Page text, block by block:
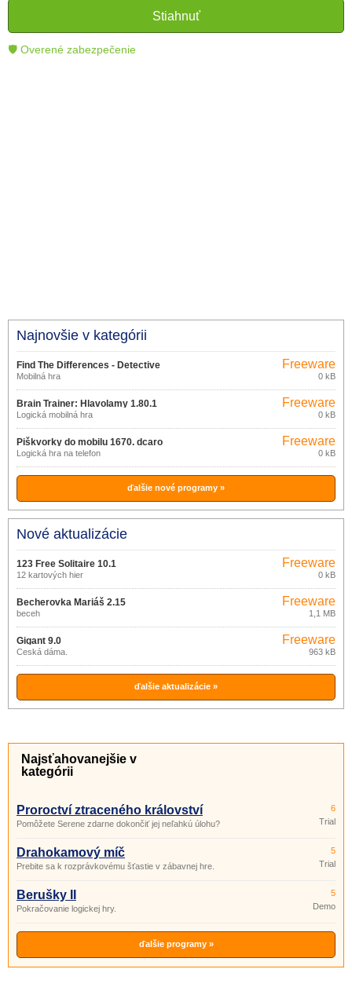
čitateľom lepšie porozumieť a využiť moderné
technológie.
Stiahnuť
🛡 Overené zabezpečenie
Najnovšie v kategórii
Find The Differences - Detective
1.5.2
Mobilná hra
Freeware
0 kB
Brain Trainer: Hlavolamy 1.80.1
Logická mobilná hra
Freeware
0 kB
Piškvorky do mobilu 1670. dcaro
Logická hra na telefon
Freeware
0 kB
ďalšie nové programy »
Nové aktualizácie
123 Free Solitaire 10.1
12 kartových hier
Freeware
0 kB
Becherovka Mariáš 2.15
beceh
Freeware
1,1 MB
Gigant 9.0
Česká dáma.
Freeware
963 kB
ďalšie aktualizácie »
Najsťahovanejšie v
kategórii
Proroctví ztraceného království
Pomôžete Serene zdarne dokončiť jej neľahkú úlohu?
6
Trial
Drahokamový míč
Prebite sa k rozprávkovému šťastie v zábavnej hre.
5
Trial
Berušky II
Pokračovanie logickej hry.
5
Demo
ďalšie programy »